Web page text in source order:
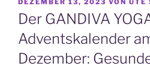
AM
DEZEMBER 13, 2023 VON UTE
Der GANDIVA
Adventskalender
Dezember: